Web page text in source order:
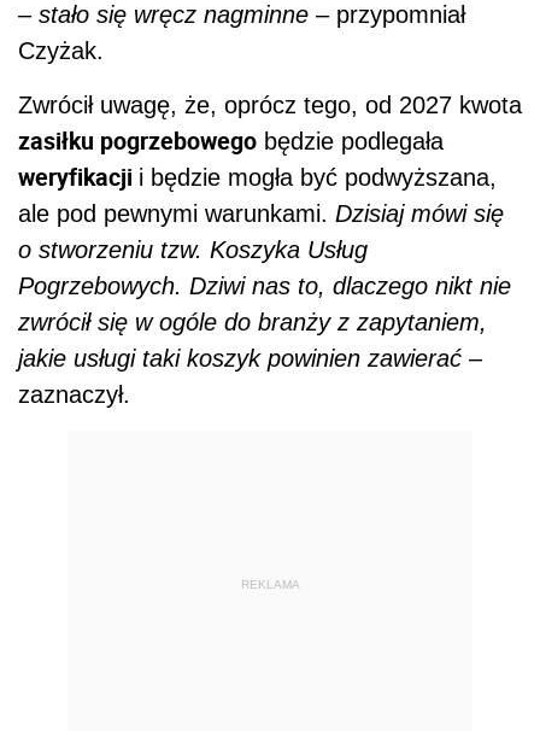
– stało się wręcz nagminne – przypomniał
Czyżak.
Zwrócił uwagę, że, oprócz tego, od 2027 kwota
zasiłku pogrzebowego będzie podlegała
weryfikacji i będzie mogła być podwyższana,
ale pod pewnymi warunkami. Dzisiaj mówi się
o stworzeniu tzw. Koszyka Usług
Pogrzebowych. Dziwi nas to, dlaczego nikt nie
zwrócił się w ogóle do branży z zapytaniem,
jakie usługi taki koszyk powinien zawierać –
zaznaczył.
REKLAMA